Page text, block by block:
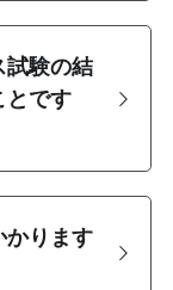
試験の結
とです
かります